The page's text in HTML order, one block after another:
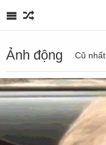
Ảnh động Cũ nhất